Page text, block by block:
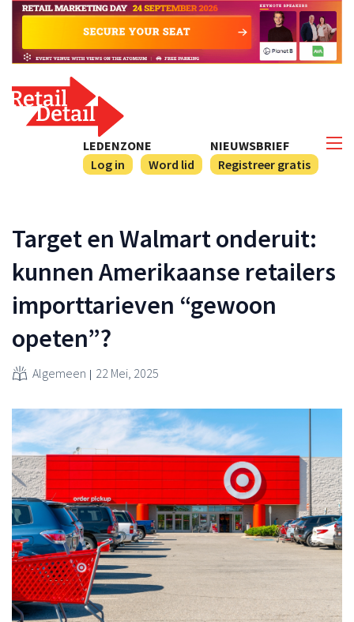
NIEUWSBRIEF
Registreer gratis
LEDENZONE
Log in
Word lid
Target en Walmart onderuit:
kunnen Amerikaanse retailers
importtarieven “gewoon
opeten”?
Algemeen 22 Mei, 2025